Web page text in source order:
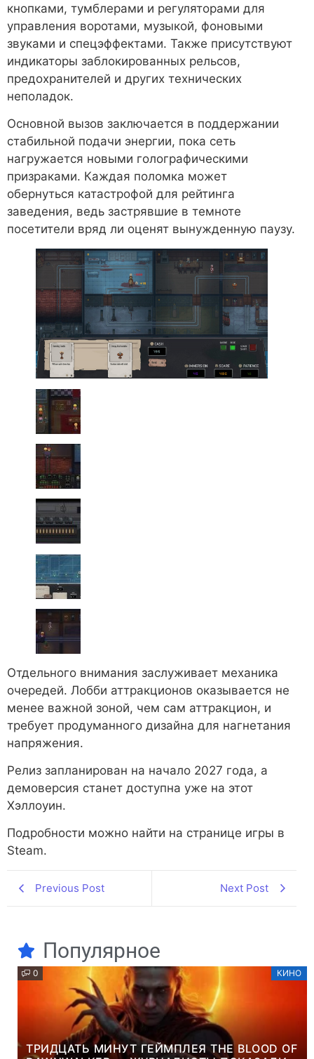
кнопками, тумблерами и регуляторами для
управления воротами, музыкой, фоновыми
звуками и спецэффектами. Также присутствуют
индикаторы заблокированных рельсов,
предохранителей и других технических
неполадок.
Основной вызов заключается в поддержании
стабильной подачи энергии, пока сеть
нагружается новыми голографическими
призраками. Каждая поломка может
обернуться катастрофой для рейтинга
заведения, ведь застрявшие в темноте
посетители вряд ли оценят вынужденную паузу.
Отдельного внимания заслуживает механика
очередей. Лобби аттракционов оказывается не
менее важной зоной, чем сам аттракцион, и
требует продуманного дизайна для нагнетания
напряжения.
Релиз запланирован на начало 2027 года, а
демоверсия станет доступна уже на этот
Хэллоуин.
Подробности можно найти на странице игры в
Steam.
Previous Post Next Post
Популярное
0 КИНО
ТРИДЦАТЬ МИНУТ ГЕЙМПЛЕЯ THE BLOOD OF